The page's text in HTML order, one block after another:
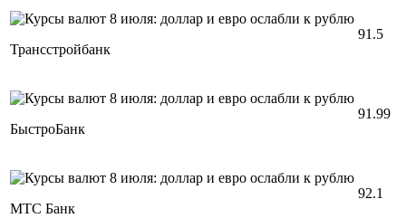
Трансстройбанк
91.5
БыстроБанк
91.99
МТС Банк
92.1